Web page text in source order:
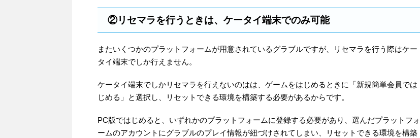
②リセマラを行うときは、ケータイ端末でのみ可能
またいくつかのプラットフォームが用意されているグラブルですが、リセマラを行う際はケー
タイ端末でしか行えません。
ケータイ端末でしかリセマラを行えないのはは、ゲームをはじめるときに「新規簡単会員では
じめる」と選択し、リセットできる環境を構築する必要があるからです。
PC版ではじめると、いずれかのプラットフォームに登録する必要があり、選んだプラットフォ
ームのアカウントにグラブルのプレイ情報が紐づけされてしまい、リセットできる環境を構築